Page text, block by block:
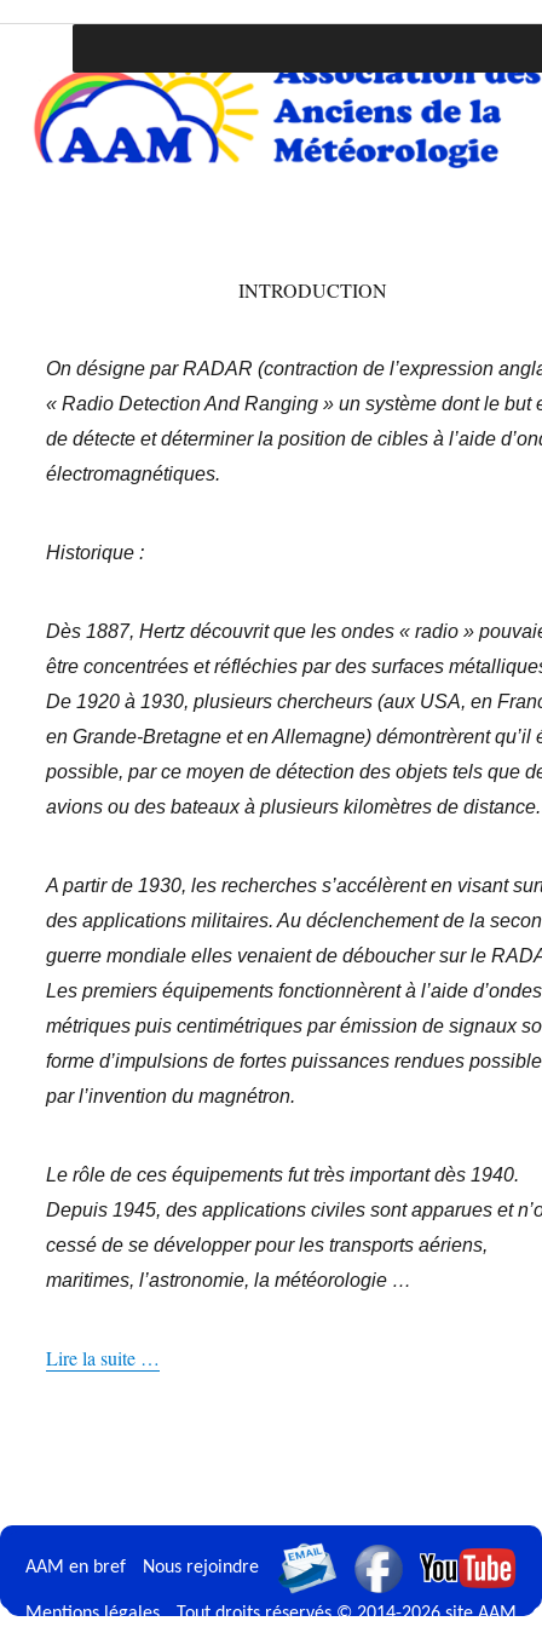
INTRODUCTION
On désigne par RADAR (contraction de l’expression
« Radio Detection And Ranging » un système dont le but
de détecte et déterminer la position de cibles à l’aide
électromagnétiques.
Historique :
Dès 1887, Hertz découvrit que les ondes « radio »
être concentrées et réfléchies par des surfaces
De 1920 à 1930, plusieurs chercheurs (aux USA, en
en Grande-Bretagne et en Allemagne) démontrèrent qu’il
possible, par ce moyen de détection des objets tels que
avions ou des bateaux à plusieurs kilomètres de distance.
A partir de 1930, les recherches s’accélèrent en visant
des applications militaires. Au déclenchement de la
guerre mondiale elles venaient de déboucher sur le
Les premiers équipements fonctionnèrent à l’aide d’ondes
métriques puis centimétriques par émission de signaux
forme d’impulsions de fortes puissances rendues
par l’invention du magnétron.
Le rôle de ces équipements fut très important dès 1940.
Depuis 1945, des applications civiles sont apparues et
cessé de se développer pour les transports aériens,
maritimes, l’astronomie, la météorologie …
Lire la suite …
AAM en bref Nous rejoindre
Mentions légales
Tout droits réservés © 2014-2026 site AAM